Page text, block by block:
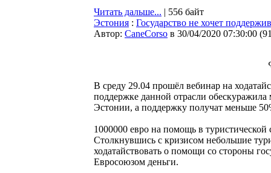
Читать дальше... | 556 байт
Эстония : Государство не хочет
Автор: CaneCorso в 30/04/2020 07:30:00 (
В среду 29.04 прошёл вебинар на
поддержке данной отрасли
Эстонии, а поддержку получат меньше
1000000 евро на помощь в
Столкнувшись с кризисом небольшие
ходатайствовать о помощи со стороны
Евросоюзом деньги.